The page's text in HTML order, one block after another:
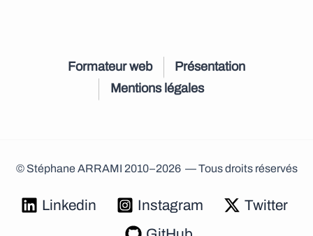
Formateur web
Présentation
Mentions légales
© Stéphane ARRAMI 2010–2026 — Tous droits réservés
Linkedin Instagram
Twitter